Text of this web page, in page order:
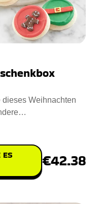
Weihnachten
ES
€42.38